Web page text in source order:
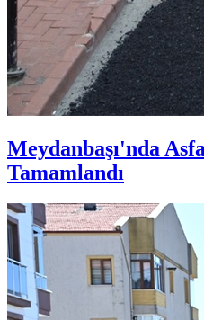
Meydanbaşı'nda
Tamamlandı